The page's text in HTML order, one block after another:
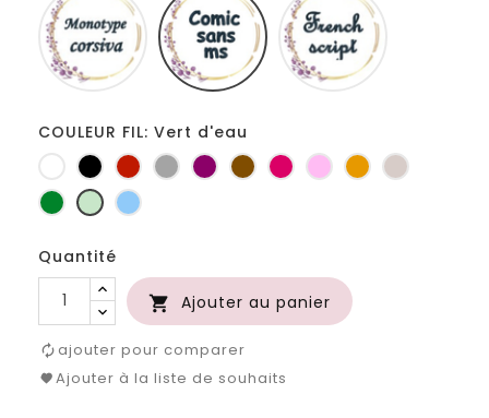
corsiva
sans
ms
COULEUR FIL: Vert d'eau
BlancNoir RougeGris
clair
PruneMarronFuchsia
RoseJaune
d'or
Ficelle
Vert
bouteille
Vert
d'eau
Bleu
Quantité
 Ajouter au panier
ajouter pour comparer
Ajouter à la liste de souhaits